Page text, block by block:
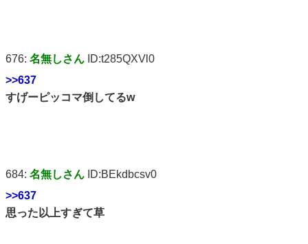
676: 名無しさん ID:t285QXVl0
>>637
すげーピッコマ倒してるw
684: 名無しさん ID:BEkdbcsv0
>>637
思った以上すぎて草